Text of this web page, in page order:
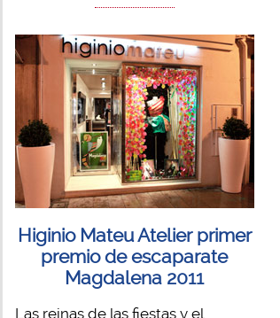
Higinio Mateu Atelier primer
premio de escaparate
Magdalena 2011
Las reinas de las fiestas y el